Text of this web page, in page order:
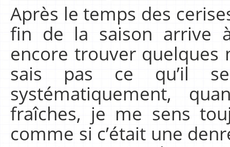
Après le temps des
fin de la saison arrive
encore trouver quelques
sais pas ce qu’il
systématiquement,
fraîches, je me sens
comme si c’était une